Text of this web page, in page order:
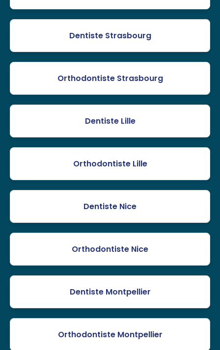
Dentiste Strasbourg
Orthodontiste Strasbourg
Dentiste Lille
Orthodontiste Lille
Dentiste Nice
Orthodontiste Nice
Dentiste Montpellier
Orthodontiste Montpellier